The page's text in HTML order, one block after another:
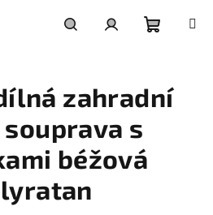
košík
zahradní
s
béžová